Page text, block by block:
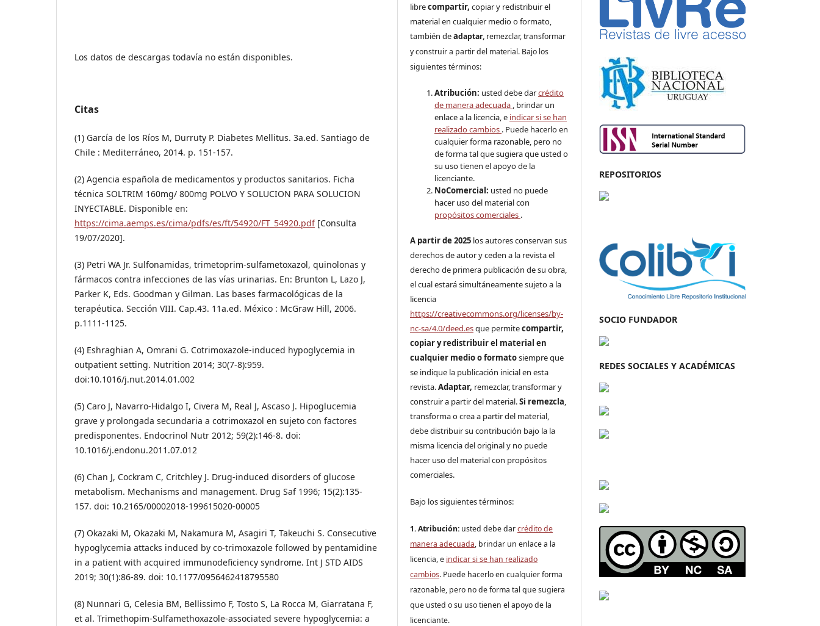
Los datos de descargas todavía no están disponibles.
Citas
(1) García de los Ríos M, Durruty P. Diabetes Mellitus. 3a.ed. Santiago de
Chile : Mediterráneo, 2014. p. 151-157.
(2) Agencia española de medicamentos y productos sanitarios. Ficha
técnica SOLTRIM 160mg/ 800mg POLVO Y SOLUCION PARA SOLUCION
INYECTABLE. Disponible en:
https://cima.aemps.es/cima/pdfs/es/ft/54920/FT_54920.pdf[Consulta
19/07/2020].
(3) Petri WA Jr. Sulfonamidas, trimetoprim-sulfametoxazol, quinolonas y
fármacos contra infecciones de las vías urinarias. En: Brunton L, Lazo J,
Parker K, Eds. Goodman y Gilman. Las bases farmacológicas de la
terapéutica. Sección VIII. Cap.43. 11a.ed. México : McGraw Hill, 2006.
p.1111-1125.
(4) Eshraghian A, Omrani G. Cotrimoxazole-induced hypoglycemia in
outpatient setting. Nutrition 2014; 30(7-8):959.
doi:10.1016/j.nut.2014.01.002
(5) Caro J, Navarro-Hidalgo I, Civera M, Real J, Ascaso J. Hipoglucemia
grave y prolongada secundaria a cotrimoxazol en sujeto con factores
predisponentes. Endocrinol Nutr 2012; 59(2):146-8. doi:
10.1016/j.endonu.2011.07.012
(6) Chan J, Cockram C, Critchley J. Drug-induced disorders of glucose
metabolism. Mechanisms and management. Drug Saf 1996; 15(2):135-
157. doi: 10.2165/00002018-199615020-00005
(7) Okazaki M, Okazaki M, Nakamura M, Asagiri T, Takeuchi S. Consecutive
hypoglycemia attacks induced by co-trimoxazole followed by pentamidine
in a patient with acquired immunodeficiency syndrome. Int J STD AIDS
2019; 30(1):86-89. doi: 10.1177/0956462418795580
(8) Nunnari G, Celesia BM, Bellissimo F, Tosto S, La Rocca M, Giarratana F,
et al. Trimethopim-Sulfamethoxazole-associated severe hypoglycemia: a
librecompartir,copiar y redistribuir el
material en cualquier medio o formato,
también deadaptar, remezclar, transformar
y construir a partir del material. Bajo los
siguientes términos:
Atribución: usted debe darcrédito
de manera adecuada , brindar un
enlace a la licencia, e indicar si se han
realizado cambios . Puede hacerlo en
cualquier forma razonable, pero no
de forma tal que sugiera que usted o
su uso tienen el apoyo de la
licenciante.
NoComercial: usted no puede
hacer uso del material con
propósitos comerciales .
A partir de 2025 los autores conservan sus
derechos de autor y ceden a la revista el
derecho de primera publicación de su obra,
el cual estará simultáneamente sujeto a la
licencia
https://creativecommons.org/licenses/by-
nc-sa/4.0/deed.esque permitecompartir,
copiar y redistribuir el material en
cualquier medio o formatosiempre que
se indique la publicación inicial en esta
revista.Adaptar, remezclar, transformar y
construir a partir del material.Si remezcla,
transforma o crea a partir del material,
debe distribuir su contribución bajo la la
misma licencia del original y no puede
hacer uso del material con propósitos
comerciales.
Bajo los siguientes términos:
1. Atribución: usted debe darcrédito de
manera adecuada, brindar un enlace a la
licencia, e indicar si se han realizado
cambios. Puede hacerlo en cualquier forma
razonable, pero no de forma tal que sugiera
que usted o su uso tienen el apoyo de la
licenciante.
REPOSITORIOS
SOCIO FUNDADOR
REDES SOCIALES Y ACADÉMICAS